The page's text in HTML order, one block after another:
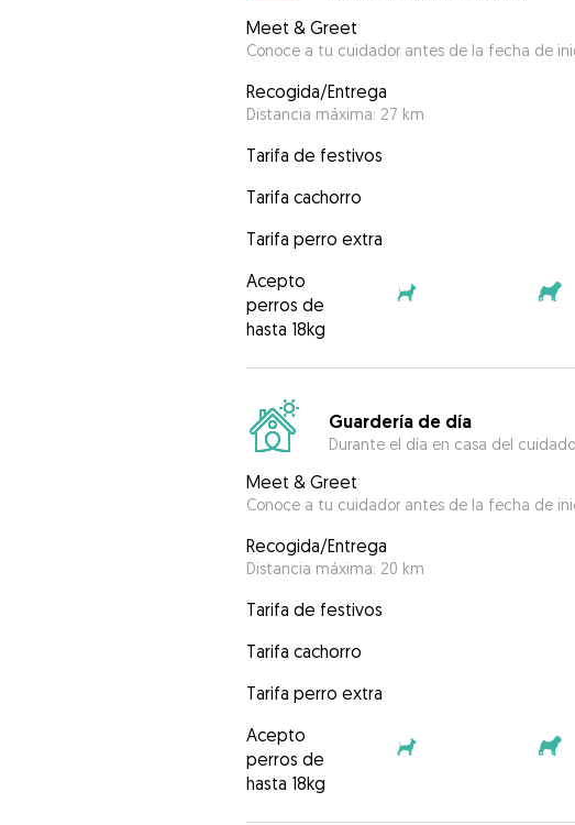
Meet & Greet
Conoce a tu cuidador antes de la fecha de
Recogida/Entrega
Distancia máxima: 27 km
Tarifa de festivos
Tarifa cachorro
Tarifa perro extra
Acepto
perros de
hasta 18kg
Guardería de día
Durante el día en casa del
Meet & Greet
Conoce a tu cuidador antes de la fecha de
Recogida/Entrega
Distancia máxima: 20 km
Tarifa de festivos
Tarifa cachorro
Tarifa perro extra
Acepto
perros de
hasta 18kg